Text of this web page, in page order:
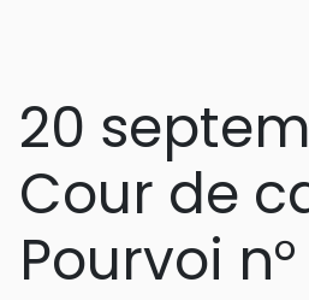
20
Cour de
Pourvoi